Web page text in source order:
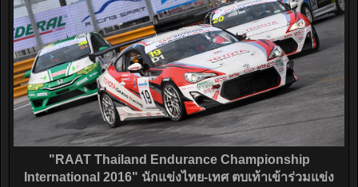
"RAAT Thailand Endurance Championship
International 2016" นักแข่งไทย-เทศ ตบเท้าเข้าร่วมแข่ง